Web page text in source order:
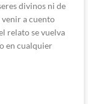
divinos ni de
venir a cuento
relato se vuelva
en cualquier